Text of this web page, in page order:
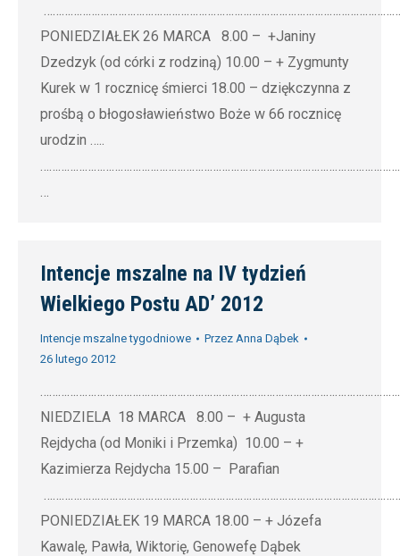
PONIEDZIAŁEK 26 MARCA 8.00 – +Janiny
Dzedzyk (od córki z rodziną) 10.00 – + Zygmunty
Kurek w 1 rocznicę śmierci 18.00 – dziękczynna z
prośbą o błogosławieństwo Boże w 66 rocznicę
urodzin …..
…
Intencje mszalne na IV tydzień
Wielkiego Postu AD’ 2012
Intencje mszalne tygodniowe Przez Anna Dąbek
26 lutego 2012
NIEDZIELA 18 MARCA 8.00 – + Augusta
Rejdycha (od Moniki i Przemka) 10.00 – +
Kazimierza Rejdycha 15.00 – Parafian
PONIEDZIAŁEK 19 MARCA 18.00 – + Józefa
Kawalę, Pawła, Wiktorię, Genowefę Dąbek